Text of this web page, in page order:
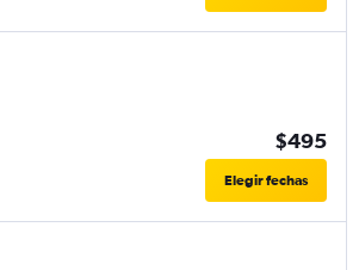
$495
Elegir fechas